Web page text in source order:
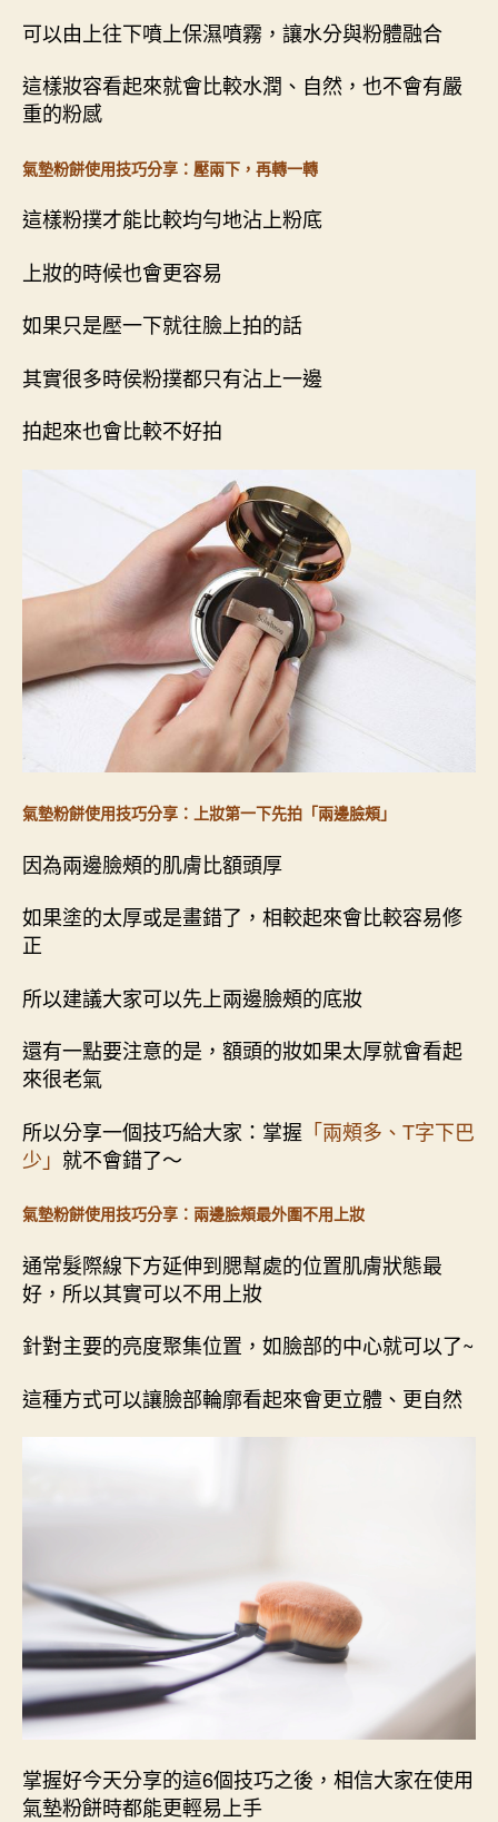
可以由上往下噴上保濕噴霧，讓水分與粉體融合
這樣妝容看起來就會比較水潤、自然，也不會有嚴
重的粉感
氣墊粉餅使用技巧分享：壓兩下，再轉一轉
這樣粉撲才能比較均勻地沾上粉底
上妝的時候也會更容易
如果只是壓一下就往臉上拍的話
其實很多時侯粉撲都只有沾上一邊
拍起來也會比較不好拍
氣墊粉餅使用技巧分享：上妝第一下先拍「兩邊臉頰」
因為兩邊臉頰的肌膚比額頭厚
如果塗的太厚或是畫錯了，相較起來會比較容易修
正
所以建議大家可以先上兩邊臉頰的底妝
還有一點要注意的是，額頭的妝如果太厚就會看起
來很老氣
所以分享一個技巧給大家：掌握 「兩頰多、T字下巴
少」 就不會錯了～
氣墊粉餅使用技巧分享：兩邊臉頰最外圍不用上妝
通常髮際線下方延伸到腮幫處的位置肌膚狀態最
好，所以其實可以不用上妝
針對主要的亮度聚集位置，如臉部的中心就可以了~
這種方式可以讓臉部輪廓看起來會更立體、更自然
掌握好今天分享的這6個技巧之後，相信大家在使用
氣墊粉餅時都能更輕易上手